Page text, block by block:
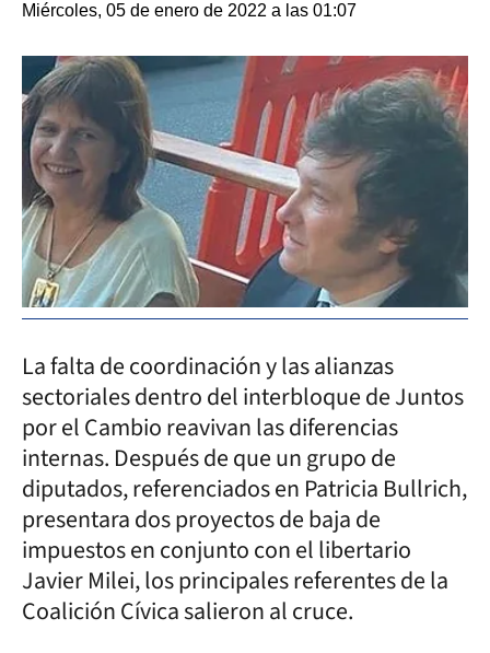
Miércoles, 05 de enero de 2022 a las 01:07
La falta de coordinación y las alianzas
sectoriales dentro del interbloque de Juntos
por el Cambio reavivan las diferencias
internas. Después de que un grupo de
diputados, referenciados en Patricia Bullrich,
presentara dos proyectos de baja de
impuestos en conjunto con el libertario
Javier Milei, los principales referentes de la
Coalición Cívica salieron al cruce.